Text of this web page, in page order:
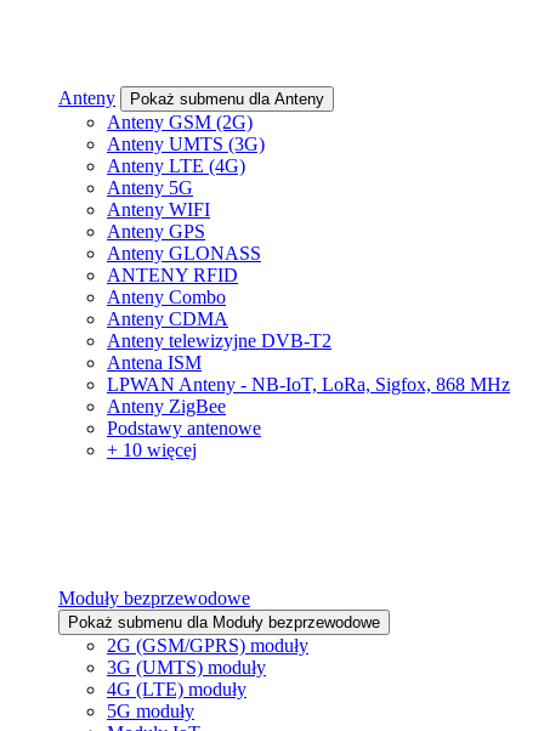
Anteny Pokaż submenu dla Anteny
Anteny GSM (2G)
Anteny UMTS (3G)
Anteny LTE (4G)
Anteny 5G
Anteny WIFI
Anteny GPS
Anteny GLONASS
ANTENY RFID
Anteny Combo
Anteny CDMA
Anteny telewizyjne DVB-T2
Antena ISM
LPWAN Anteny - NB-IoT, LoRa, Sigfox, 868 MHz
Anteny ZigBee
Podstawy antenowe
+ 10 więcej
Moduły bezprzewodowe
Pokaż submenu dla Moduły bezprzewodowe
2G (GSM/GPRS) moduły
3G (UMTS) moduły
4G (LTE) moduły
5G moduły